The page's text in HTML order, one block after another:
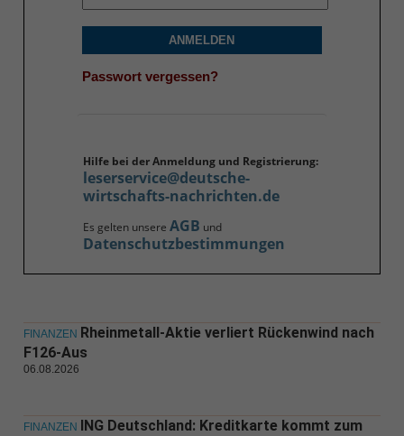
ANMELDEN
Passwort vergessen?
Hilfe bei der Anmeldung und Registrierung:
leserservice@deutsche-
wirtschafts-nachrichten.de
Es gelten unsere AGB und
Datenschutzbestimmungen
FINANZEN Rheinmetall-Aktie verliert Rückenwind nach
F126-Aus
06.08.2026
FINANZEN
ING Deutschland: Kreditkarte kommt zum